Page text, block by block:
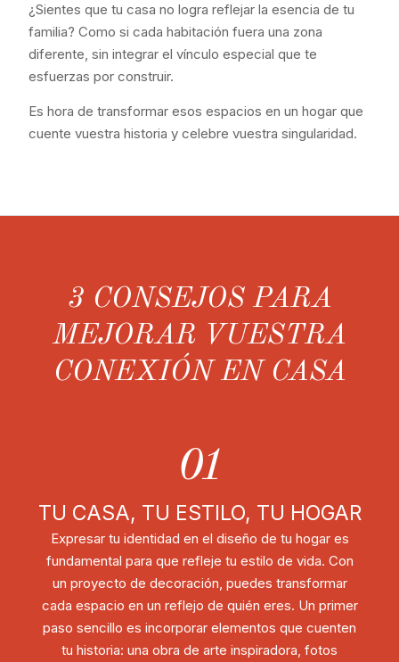
¿Sientes que tu casa no logra reflejar la esencia de tu
familia? Como si cada habitación fuera una zona
diferente, sin integrar el vínculo especial que te
esfuerzas por construir.
Es hora de transformar esos espacios en un hogar que
cuente vuestra historia y celebre vuestra singularidad.
3 CONSEJOS PARA
MEJORAR VUESTRA
CONEXIÓN EN CASA
01
TU CASA, TU ESTILO, TU HOGAR
Expresar tu identidad en el diseño de tu hogar es
fundamental para que refleje tu estilo de vida. Con
un proyecto de decoración, puedes transformar
cada espacio en un reflejo de quién eres. Un primer
paso sencillo es incorporar elementos que cuenten
tu historia: una obra de arte inspiradora, fotos